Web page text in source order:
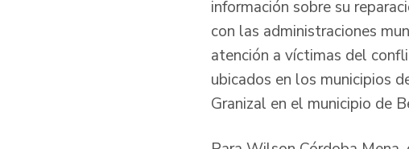
información sobre su
con las administraciones
atención a víctimas del
ubicados en los municipios
Granizal en el municipio de